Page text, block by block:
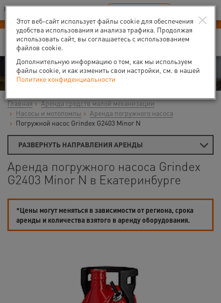
Ваш город:Екатеринбург
В Вашем регионе нет наших офисов RU EN
Аренда
Главная
Аренда средств малой механизации
Насосы и мотопомпы
Аренда погружного насоса
Погружной насос Grindex G2403 Minor N
РАЗВЕРНУТЬ НАПРАВЛЕНИЯ АРЕНДЫ
Аренда погружного насоса Grindex
G2403 Minor N в Екатеринбурге
*Цены могут меняться в зависимости от региона, срока
аренды и количества взятого в аренду оборудования.
×
Этот веб-сайт использует файлы cookie для обеспечения
удобства использования и анализа трафика. Продолжая
использовать сайт, вы соглашаетесь с использованием
файлов cookie.
Дополнительную информацию о том, как мы используем
файлы cookie, и как изменить свои настройки, см. в нашей
Политике конфиденциальности